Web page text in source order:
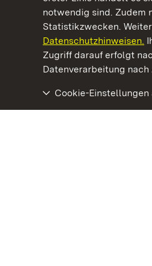
notwendig sind. Zudem
Statistikzwecken.
Datenschutzhinweisen.
Zugriff darauf erfolgt
Datenverarbeitung nach
Cookie-Einstellungen
Kommen. Staunen.